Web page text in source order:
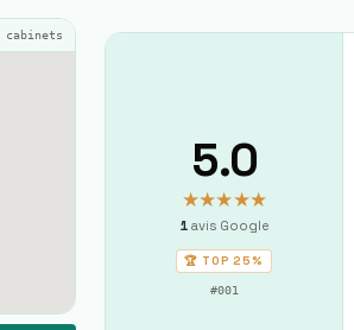
cabinets
5.0
★★★★★
1avis Google
🏆 TOP25%
#001